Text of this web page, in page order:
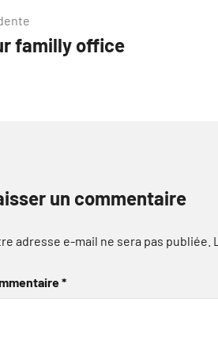
familly office
un commentaire
adresse e-mail ne sera pas publiée.
*